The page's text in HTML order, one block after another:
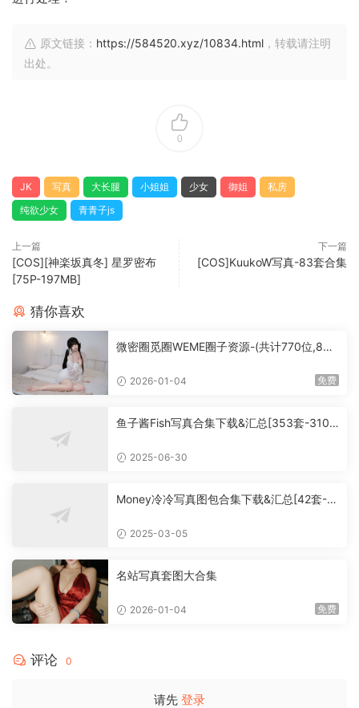
原文链接： https://584520.xyz/10834.html ，转载请注明
出处。
0
JK 写真 大长腿 小姐姐 少女 御姐
私房
纯欲少女
青青子js
上一篇
[COS][神楽坂真冬] 星罗密布
[75P-197MB]
下一篇
[COS]KuukoW写真-83套合集
猜你喜欢
微密圈觅圈WEME圈子资源-(共计770位,860
2026-01-04 免费
鱼子酱Fish写真合集下载&汇总[353套-310.
2025-06-30
Money冷冷写真图包合集下载&汇总[42套-5
2025-03-05
名站写真套图大合集
2026-01-04 免费
评论 0
请先 登录